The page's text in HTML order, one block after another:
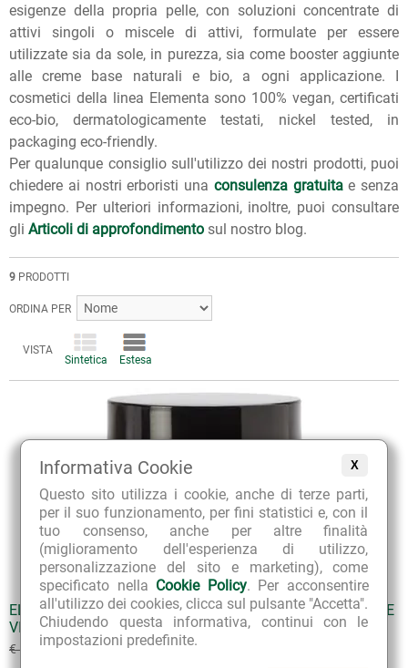
X
Informativa Cookie
Questo sito utilizza i cookie, anche di terze parti,
per il suo funzionamento, per fini statistici e, con il
tuo consenso, anche per altre finalità
(miglioramento dell'esperienza di utilizzo,
personalizzazione del sito e marketing), come
specificato nella Cookie Policy. Per acconsentire
all'utilizzo dei cookies, clicca sul pulsante "Accetta".
Chiudendo questa informativa, continui con le
impostazioni predefinite.
esigenze della propria pelle, con soluzioni concentrate di
attivi singoli o miscele di attivi, formulate per essere
utilizzate sia da sole, in purezza, sia come booster aggiunte
alle creme base naturali e bio, a ogni applicazione. I
cosmetici della linea Elementa sono 100% vegan, certificati
eco-bio, dermatologicamente testati, nickel tested, in
packaging eco-friendly.
Per qualunque consiglio sull'utilizzo dei nostri prodotti, puoi
chiedere ai nostri erboristi una consulenza gratuitae senza
impegno. Per ulteriori informazioni, inoltre, puoi consultare
gli Articoli di approfondimento sul nostro blog.
9 PRODOTTI
ORDINA PER
VISTA
Sintetica Estesa
ELEMENTA BASE CREAM HYDRA CREMA BASE IDRATANTE
VISO
€ 14.90 € 13.41(sconto 10%)